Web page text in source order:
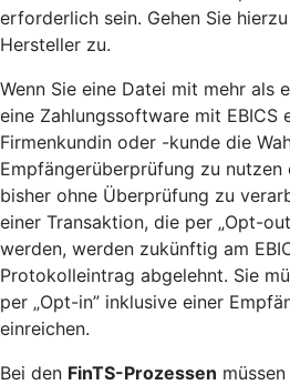
erforderlich sein. Gehen Sie
Hersteller zu.
Wenn Sie eine Datei mit mehr als
eine Zahlungssoftware mit EBICS
Firmenkundin oder -kunde die
Empfängerüberprüfung zu
bisher ohne Überprüfung zu
einer Transaktion, die per „Opt-
werden, werden zukünftig am
Protokolleintrag abgelehnt. Sie
per „Opt-in” inklusive einer
einreichen.
Bei den FinTS-Prozessen